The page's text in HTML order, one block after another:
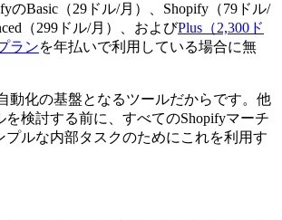
のBasic（29ドル/月）、Shopify（79ドル/
（299ドル/月）、およびPlus（2,300ド
ランを年払いで利用している場合に無
動化の基盤となるツールだからです。他
を検討する前に、すべてのShopifyマーチ
プルな内部タスクのためにこれを利用す